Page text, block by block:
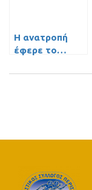
Η ανατροπή
έφερε το…